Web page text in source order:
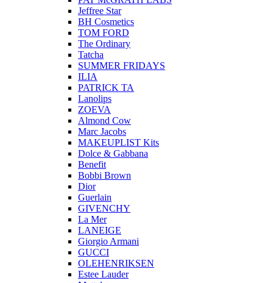
Jeffree Star
BH Cosmetics
TOM FORD
The Ordinary
Tatcha
SUMMER FRIDAYS
ILIA
PATRICK TA
Lanolips
ZOEVA
Almond Cow
Marc Jacobs
MAKEUPLIST Kits
Dolce & Gabbana
Benefit
Bobbi Brown
Dior
Guerlain
GIVENCHY
La Mer
LANEIGE
Giorgio Armani
GUCCI
OLEHENRIKSEN
Estee Lauder